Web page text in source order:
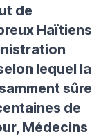
de
Haïtiens
lequel la
sûre
de
Médecins